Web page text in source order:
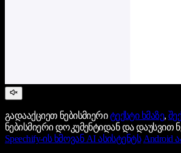
გადააქციეთ ნებისმიერიტექსტი ხმაზე,
ნებისმიერი დოკუმენტიდან და დაუსვით
Speechify-ის ხმოვან AI ასისტენტს Android